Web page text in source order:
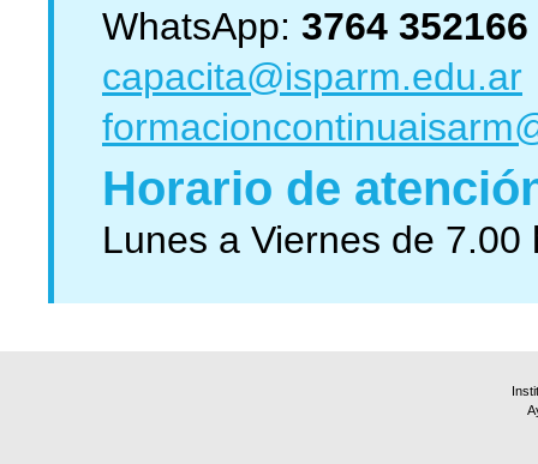
WhatsApp: 3764 352166
capacita@isparm.edu.ar
Horario de
Lunes a Viernes de 7.00